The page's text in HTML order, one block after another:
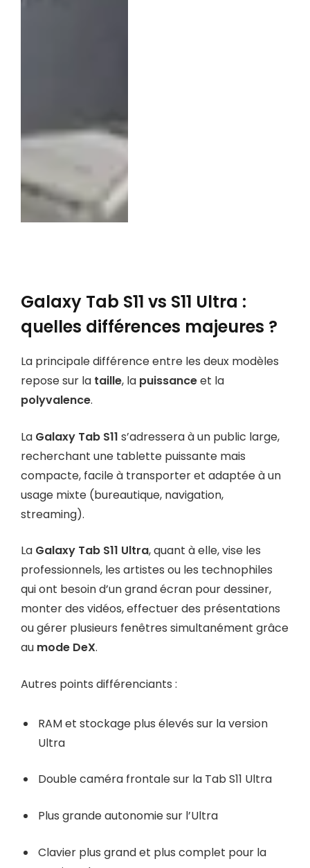
Galaxy Tab S11 vs S11 Ultra :
quelles différences majeures ?
La principale différence entre les deux modèles
repose sur la taille, la puissanceet la
polyvalence.
La Galaxy Tab S11 s’adressera à un public large,
recherchant une tablette puissante mais
compacte, facile à transporter et adaptée à un
usage mixte (bureautique, navigation,
streaming).
La Galaxy Tab S11 Ultra, quant à elle, vise les
professionnels, les artistes ou les technophiles
qui ont besoin d’un grand écran pour dessiner,
monter des vidéos, effectuer des présentations
ou gérer plusieurs fenêtres simultanément grâce
au mode DeX.
Autres points différenciants :
RAM et stockage plus élevés sur la version
Ultra
Double caméra frontale sur la Tab S11 Ultra
Plus grande autonomie sur l’Ultra
Clavier plus grand et plus complet pour la